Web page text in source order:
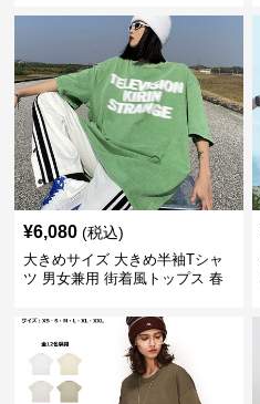
¥6,080 (税込)
大きめサイズ 大きめ半袖Tシャ
ツ 男女兼用 街着風トップス 春